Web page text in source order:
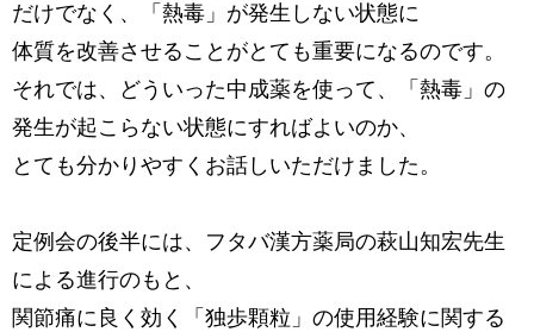
だけでなく、「熱毒」が発生しない状態に
体質を改善させることがとても重要になるのです。
それでは、どういった中成薬を使って、「熱毒」の
発生が起こらない状態にすればよいのか、
とても分かりやすくお話しいただけました。
定例会の後半には、フタバ漢方薬局の萩山知宏先生
による進行のもと、
関節痛に良く効く「独歩顆粒」の使用経験に関する